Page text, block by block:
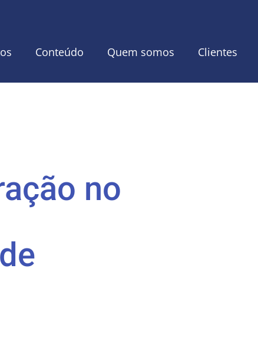
Conteúdo Quem somos Clientes
no